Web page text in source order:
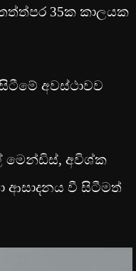
35ක කාලයක
අවස්ථාවව
මෙන්ඩිස්, අවිශ්ක
ආසාදනය වී සිටීමත්